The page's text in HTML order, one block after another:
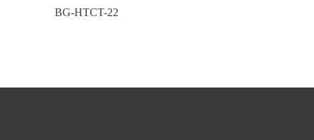
BG-HTCT-22